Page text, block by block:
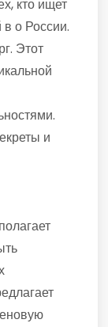
кто ищет
о России.
Этот
и